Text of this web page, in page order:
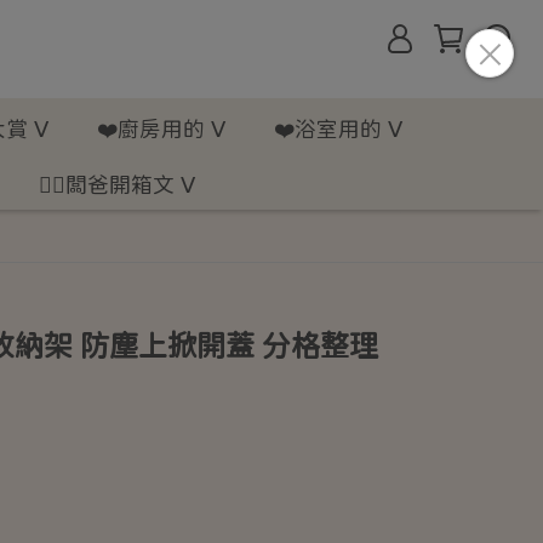
賞 ᐯ ❤️廚房用的 ᐯ ❤️浴室用的 ᐯ
💁‍♂️闆爸開箱文 ᐯ
納架 防塵上掀開蓋 分格整理